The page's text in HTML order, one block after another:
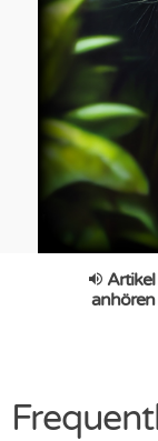
Artikel
anhören